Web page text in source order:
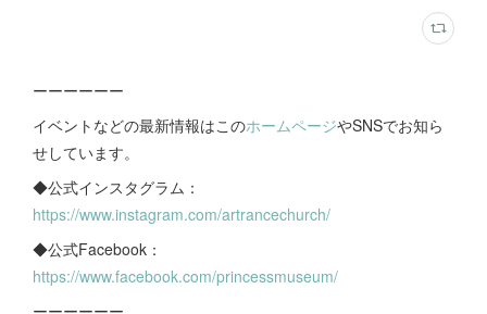
ーーーーーー
イベントなどの最新情報はこのホームページやSNSでお知ら
せしています。
◆公式インスタグラム：
https://www.instagram.com/artrancechurch/
◆公式Facebook：
https://www.facebook.com/princessmuseum/